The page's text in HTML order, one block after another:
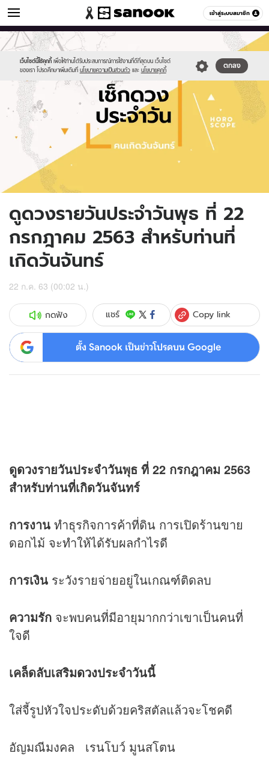
เข้าสู่ระบบสมาชิก
ดูดวง หมวดอื่นๆ
เว็บไซต์นี้ใช้คุกกี้ เพื่อให้ท่านได้รับประสบการณ์การใช้งานที่ดีที่สุดบน เว็บไซต์
ของเรา โปรดศึกษาเพิ่มเติมที่ นโยบายความเป็นส่วนตัว และ นโยบายคุกกี้
ตกลง
Sanook
//s.isanook.com/sr/0/images/logo-
new-
sanook.png
600
60
//s.isanook.com/ho/0/ud/fxd/day/daily-
horoscope-
monday.jpg
ดูดวงรายวันประจำวันพุธ ที่ 22
กรกฎาคม 2563 สำหรับท่านที่
เกิดวันจันทร์
22 ก.ค. 63 (00:02 น.)
กดฟัง แชร์ Copy link
ตั้ง Sanook เป็นข่าวโปรดบน Google
ดูดวงรายวันประจำวันพุธ ที่ 22 กรกฎาคม 2563
สำหรับท่านที่เกิดวันจันทร์
การงาน ทำธุรกิจการค้าที่ดิน การเปิดร้านขาย
ดอกไม้ จะทำให้ได้รับผลกำไรดี
การเงิน ระวังรายจ่ายอยู่ในเกณฑ์ติดลบ
ความรัก จะพบคนที่มีอายุมากกว่าเขาเป็นคนที่
ใจดี
เคล็ดลับเสริมดวงประจำวันนี้
ใส่จี้รูปหัวใจประดับด้วยคริสตัลแล้วจะโชคดี
อัญมณีมงคล เรนโบว์ มูนสโตน